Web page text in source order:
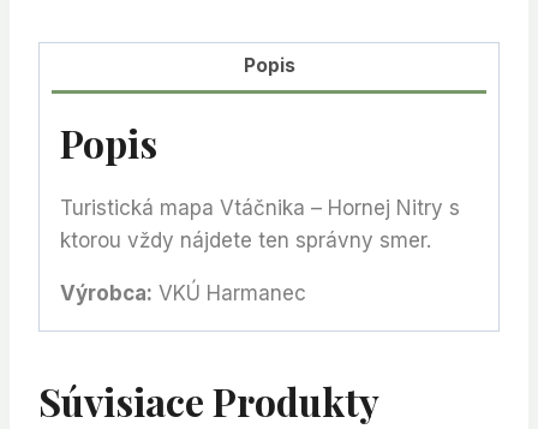
Popis
Popis
Turistická mapa Vtáčnika – Hornej Nitry s
ktorou vždy nájdete ten správny smer.
Výrobca: VKÚ Harmanec
Súvisiace Produkty